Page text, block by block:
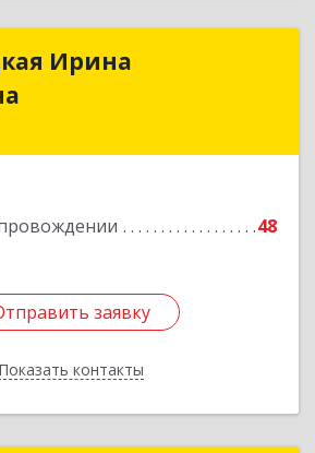
Ирина
48
заявку
Показать контакты
ИП Вербицкая Ирина
Подробнее
заявку
Назад